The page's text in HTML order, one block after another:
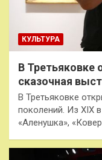
КУЛЬТУРА
В Третьяковке
сказочная
В Третьяковке
поколений. Из XIX
«Аленушка»,